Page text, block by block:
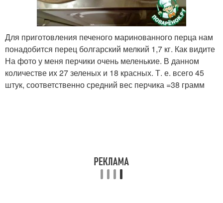
Для приготовления печеного маринованного перца нам
понадобится перец болгарский мелкий 1,7 кг. Как видите
На фото у меня перчики очень меленькие. В данном
количестве их 27 зеленых и 18 красных. Т. е. всего 45
штук, соответственно средний вес перчика =38 грамм